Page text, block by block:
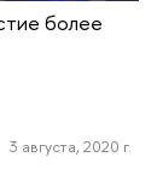
более
3 августа, 2020 г.